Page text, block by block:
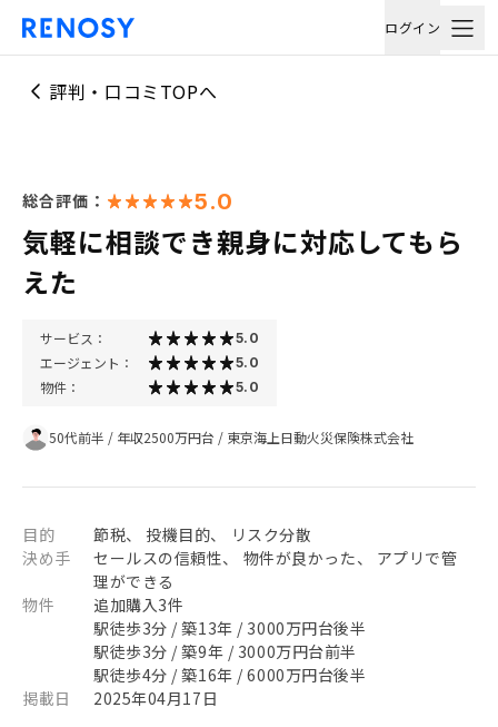
ログイン
評判・口コミTOPへ
総合評価： 5.0
気軽に相談でき親身に対応してもら
えた
サービス： 5.0
エージェント： 5.0
物件： 5.0
50代前半 / 年収2500万円台 / 東京海上日動火災保険株式会社
目的
節税、 投機目的、 リスク分散
決め手
セールスの信頼性、 物件が良かった、 アプリで管
理ができる
物件
追加購入3件
駅徒歩3分 / 築13年 / 3000万円台後半
駅徒歩3分 / 築9年 / 3000万円台前半
駅徒歩4分 / 築16年 / 6000万円台後半
掲載日
2025年04月17日